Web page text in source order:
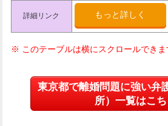
詳細リンク もっと詳しく
東京都で離婚問題に強い弁
所）一覧はこち